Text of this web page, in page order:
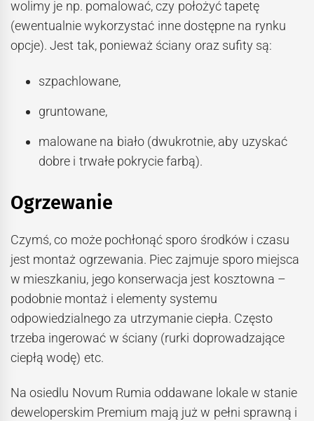
wolimy je np. pomalować, czy położyć tapetę
(ewentualnie wykorzystać inne dostępne na rynku
opcje). Jest tak, ponieważ ściany oraz sufity są:
szpachlowane,
gruntowane,
malowane na biało (dwukrotnie, aby uzyskać
dobre i trwałe pokrycie farbą).
Ogrzewanie
Czymś, co może pochłonąć sporo środków i czasu
jest montaż ogrzewania. Piec zajmuje sporo miejsca
w mieszkaniu, jego konserwacja jest kosztowna –
podobnie montaż i elementy systemu
odpowiedzialnego za utrzymanie ciepła. Często
trzeba ingerować w ściany (rurki doprowadzające
ciepłą wodę) etc.
Na osiedlu Novum Rumia oddawane lokale w stanie
deweloperskim Premium mają już w pełni sprawną i